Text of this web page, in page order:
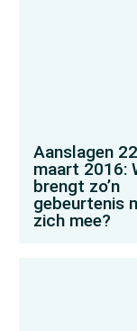
Aanslagen 22
maart 2016:
brengt zo’n
gebeurtenis
zich mee?